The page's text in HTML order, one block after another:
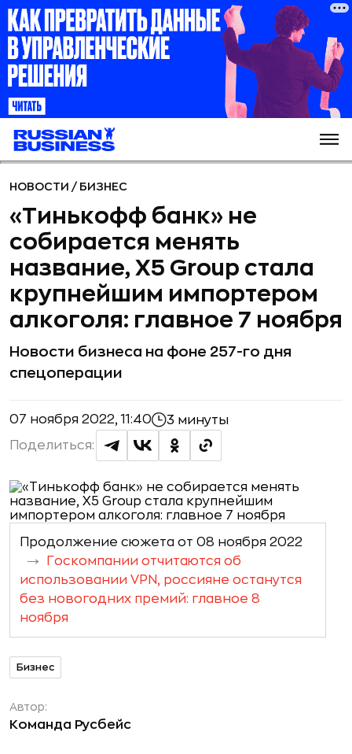
НОВОСТИ / БИЗНЕС
«Тинькофф банк» не
собирается менять
название, X5 Group стала
крупнейшим импортером
алкоголя: главное 7 ноября
Новости бизнеса на фоне 257-го дня
спецоперации
07 ноября 2022, 11:40 3 минуты
Поделиться:
Продолжение сюжета от 08 ноября 2022
Госкомпании отчитаются об
использовании VPN, россияне останутся
без новогодних премий: главное 8
ноября
Бизнес
Автор:
Команда Русбейс